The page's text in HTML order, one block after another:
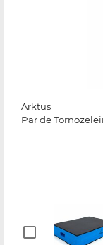
Arktus
Par de